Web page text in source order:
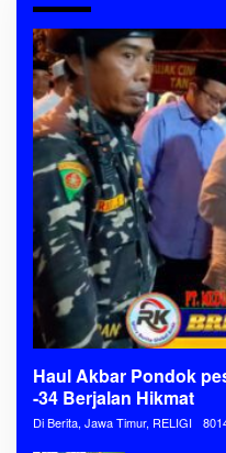
Haul Akbar Pondok
-34 Berjalan Hikmat
Di Berita, Jawa Timur, RELIGI